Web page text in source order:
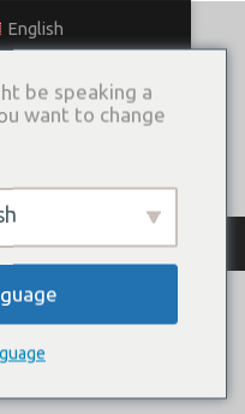
English
be speaking a
want to change